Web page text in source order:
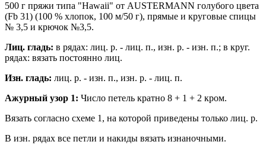
500 г пряжи типа "Hawaii" от AUSTERMANN голубого цвета
(Fb 31) (100 % хлопок, 100 м/50 г), прямые и круговые спицы
№ 3,5 и крючок №3,5.
Лиц. гладь: в рядах: лиц. р. - лиц. п., изн. р. - изн. п.; в круг.
рядах: вязать постоянно лиц.
Изн. гладь: лиц. р. - изн. п., изн. р. - лиц. п.
Ажурный узор 1: Число петель кратно 8 + 1 + 2 кром.
Вязать согласно схеме 1, на которой приведены только лиц. р.
В изн. рядах все петли и накиды вязать изнаночными.